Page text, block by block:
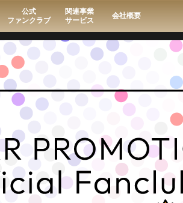
公式
ファンクラブ
関連事業
サービス
会社概要